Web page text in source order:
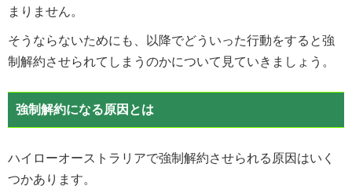
まりません。
そうならないためにも、以降でどういった行動をすると強
制解約させられてしまうのかについて見ていきましょう。
強制解約になる原因とは
ハイローオーストラリアで強制解約させられる原因はいく
つかあります。